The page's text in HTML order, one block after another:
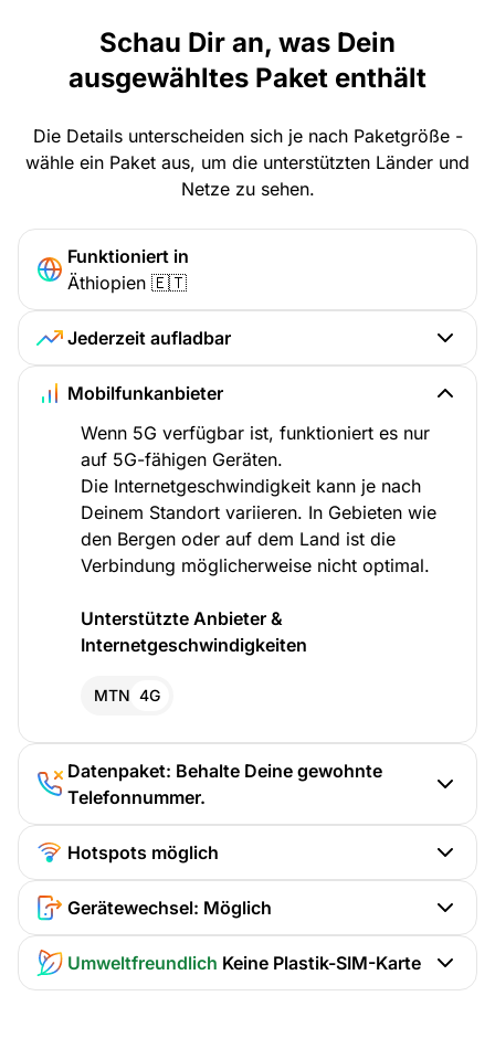
Schau Dir an, was Dein
ausgewähltes Paket enthält
Die Details unterscheiden sich je nach Paketgröße -
wähle ein Paket aus, um die unterstützten Länder und
Netze zu sehen.
Funktioniert in
Äthiopien 🇪🇹
Jederzeit aufladbar
Mobilfunkanbieter
Wenn 5G verfügbar ist, funktioniert es nur
auf 5G-fähigen Geräten.
Die Internetgeschwindigkeit kann je nach
Deinem Standort variieren. In Gebieten wie
den Bergen oder auf dem Land ist die
Verbindung möglicherweise nicht optimal.
Unterstützte Anbieter &
Internetgeschwindigkeiten
MTN 4G
Datenpaket: Behalte Deine gewohnte
Telefonnummer.
Hotspots möglich
Gerätewechsel: Möglich
Umweltfreundlich Keine Plastik-SIM-Karte